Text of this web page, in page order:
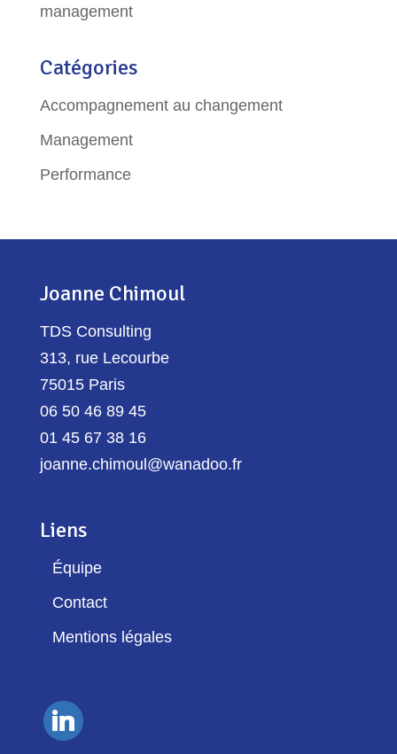
management
Catégories
Accompagnement au changement
Management
Performance
Joanne Chimoul
TDS Consulting
313, rue Lecourbe
75015 Paris
06 50 46 89 45
01 45 67 38 16
joanne.chimoul@wanadoo.fr
Liens
Équipe
Contact
Mentions légales